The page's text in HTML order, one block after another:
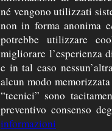
né vengono utilizzati
non in forma anonima
potrebbe utilizzare
migliorare l’esperienza
e in tal caso
alcun modo
“tecnici” sono
preventivo consenso
informazioni